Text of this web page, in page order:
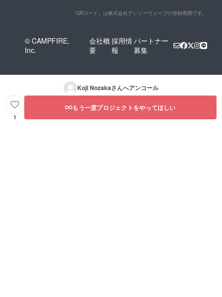
「QRコード」は株式会社デンソーウェーブの登録商標です。
© CAMPFIRE,
Inc.
会社概
要
採用情
報
パートナー
募集
Koji Nozakaさんへアンコール
1
もう一度プロジェクトをやってほしい